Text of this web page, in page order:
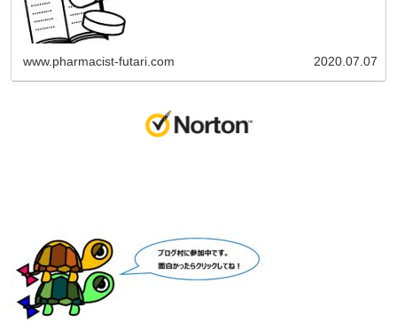
www.pharmacist-futari.com 2020.07.07